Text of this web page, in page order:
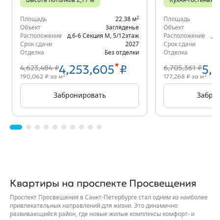
Площадь 22.38 м2
Объект
Загляденье
Расположение
д.6-6 Секция М 5/12этаж
Срок сдачи
2027
Отделка
Без отделки
4,623,484 ₽4,253,605*₽
190,062 ₽ за м2
Забронировать
Площадь
Объект
Расположение
Срок сдачи
Отделка
6,705,361 ₽
177,268 ₽ за м2
Квартиры на проспекте Просвещения
Проспект Просвещения в Санкт-Петербурге стал одним из наиболее
привлекательных направлений для жизни. Это динамично
развивающийся район, где новые жилые комплексы комфорт- и